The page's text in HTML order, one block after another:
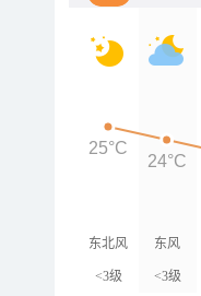
东北风
<3级
东风
<3级
25°C
24°C